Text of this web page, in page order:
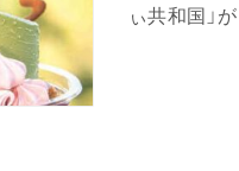
ぃ共和国」